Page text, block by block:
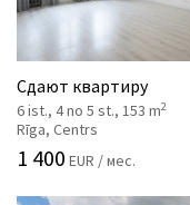
Сдают квартиру
6 ist., 4 no 5 st., 153 m2
Rīga, Centrs
1 400 EUR / мес.